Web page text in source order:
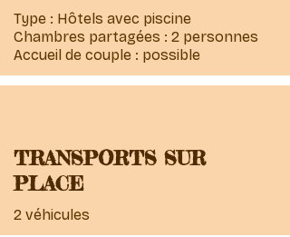
Type : Hôtels avec piscine
Chambres partagées : 2 personnes
Accueil de couple : possible
TRANSPORTS SUR
PLACE
2 véhicules